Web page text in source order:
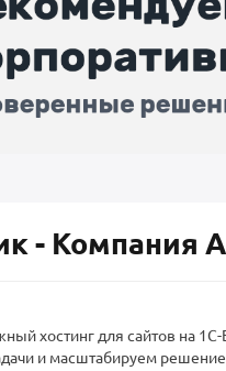
- Компания
хостинг для сайтов на
и масштабируем